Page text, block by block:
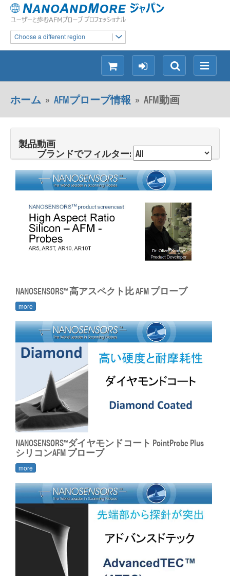
Choose a different region
メ
ニ
検
索
ロ
グ
イ
シ
ョ
ッ
ピ
ン
ホーム » AFMプローブ情報 » AFM動画
製品動画
ブランドでフィルター:
NANOSENSORS™ 高アスペクト比 AFM プローブ
more
NANOSENSORS™ダイヤモンドコート PointProbe Plus
シリコンAFM プローブ
more